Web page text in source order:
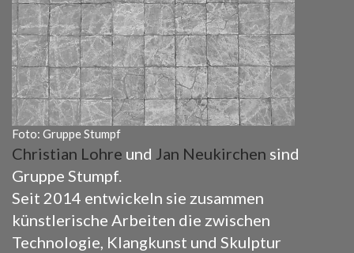
Foto: Gruppe Stumpf
Christian Lohre und Jan Neukirchen sind
Gruppe Stumpf.
Seit 2014 entwickeln sie zusammen
künstlerische Arbeiten die zwischen
Technologie, Klangkunst und Skulptur